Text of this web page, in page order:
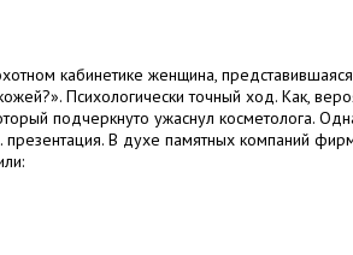
кабинетике женщина,
Психологически точный ход. Как,
подчеркнуто ужаснул косметолога.
презентация. В духе памятных компаний